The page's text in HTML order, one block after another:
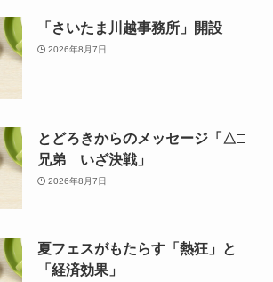
「さいたま川越事務所」開設
2026年8月7日
とどろきからのメッセージ「△□
兄弟 いざ決戦」
2026年8月7日
夏フェスがもたらす「熱狂」と
「経済効果」